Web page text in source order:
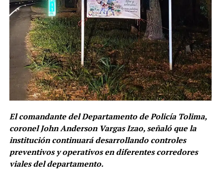
El comandante del Departamento de Policía Tolima,
coronel John Anderson Vargas Izao, señaló que la
institución continuará desarrollando controles
preventivos y operativos en diferentes corredores
viales del departamento.